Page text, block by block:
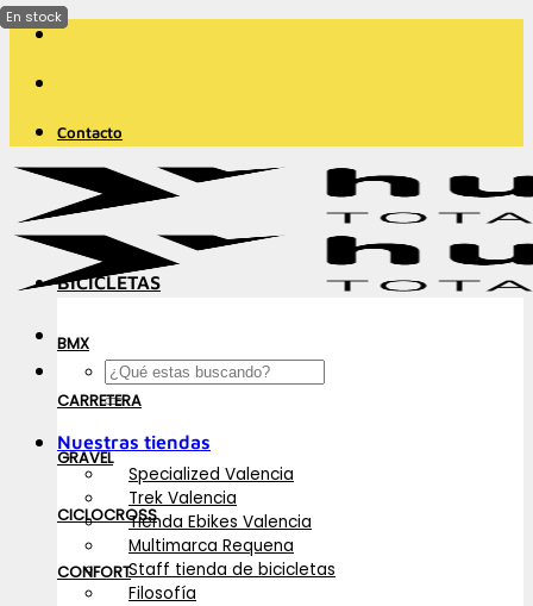
Saltar
contenido
Contacto
Buscar
por:
Nuestras tiendas
Specialized Valencia
Trek Valencia
Tienda Ebikes Valencia
Multimarca Requena
Staff tienda de bicicletas
Filosofía
BICICLETAS
BMX
CARRETERA
GRAVEL
CICLOCROSS
CONFORT